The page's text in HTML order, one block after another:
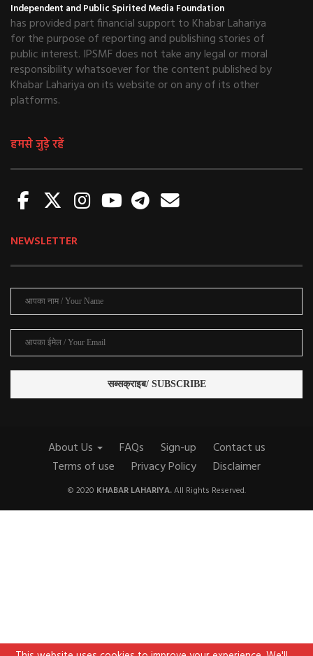
Independent and Public Spirited Media Foundation
has provided part financial support to Khabar Lahariya
for the purpose of reporting and publishing stories of
public interest. IPSMF does not take any legal or moral
responsibility whatsoever for the content published by
Khabar Lahariya on its website or on any of its other
platforms.
हमसे जुड़े रहें
NEWSLETTER
About Us FAQs Sign-up
Contact us
Terms of use
Privacy Policy Disclaimer
© 2020 KHABAR LAHARIYA.All Rights Reserved.